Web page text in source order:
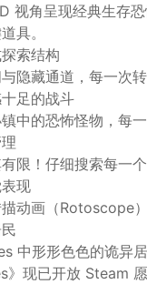
视角呈现经典生存
具。
索结构
隐藏通道，每一次
足的战斗
中的恐怖怪物，每
限！仔细搜索每一
现
动画（Rotoscope
中形形色色的诡异
》现已开放 Steam